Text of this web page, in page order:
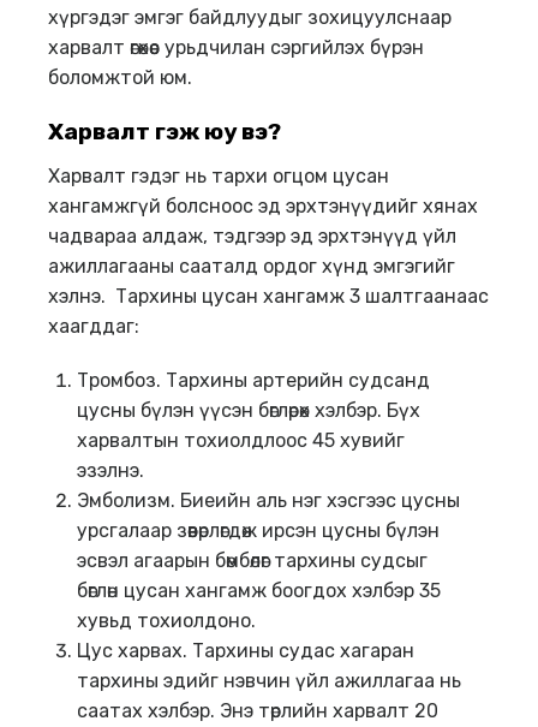
хүргэдэг эмгэг байдлуудыг зохицуулснаар
харвалт өгөхөөс урьдчилан сэргийлэх бүрэн
боломжтой юм.
Харвалт гэж юу вэ?
Харвалт гэдэг нь тархи огцом цусан
хангамжгүй болсноос эд эрхтэнүүдийг хянах
чадвараа алдаж, тэдгээр эд эрхтэнүүд үйл
ажиллагааны сааталд ордог хүнд эмгэгийг
хэлнэ. Тархины цусан хангамж 3 шалтгаанаас
хаагддаг:
Тромбоз. Тархины артерийн судсанд
цусны бүлэн үүсэн бөглөрөх хэлбэр. Бүх
харвалтын тохиолдлоос 45 хувийг
эзэлнэ.
Эмболизм. Биеийн аль нэг хэсгээс цусны
урсгалаар зөөвөрлөгдөж ирсэн цусны бүлэн
эсвэл агаарын бөмбөлөг тархины судсыг
бөглөн цусан хангамж боогдох хэлбэр 35
хувьд тохиолдоно.
Цус харвах. Тархины судас хагаран
тархины эдийг нэвчин үйл ажиллагаа нь
саатах хэлбэр. Энэ төрлийн харвалт 20